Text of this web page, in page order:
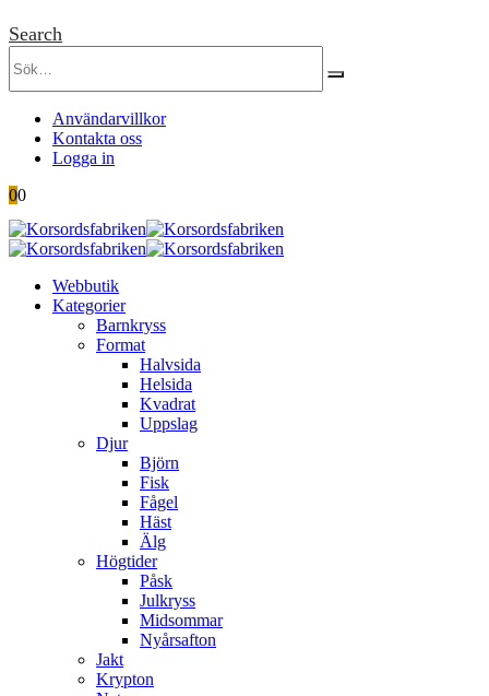
Search
Användarvillkor
Kontakta oss
Logga in
00
Webbutik
Kategorier
Barnkryss
Format
Halvsida
Helsida
Kvadrat
Uppslag
Djur
Björn
Fisk
Fågel
Häst
Älg
Högtider
Påsk
Julkryss
Midsommar
Nyårsafton
Jakt
Krypton